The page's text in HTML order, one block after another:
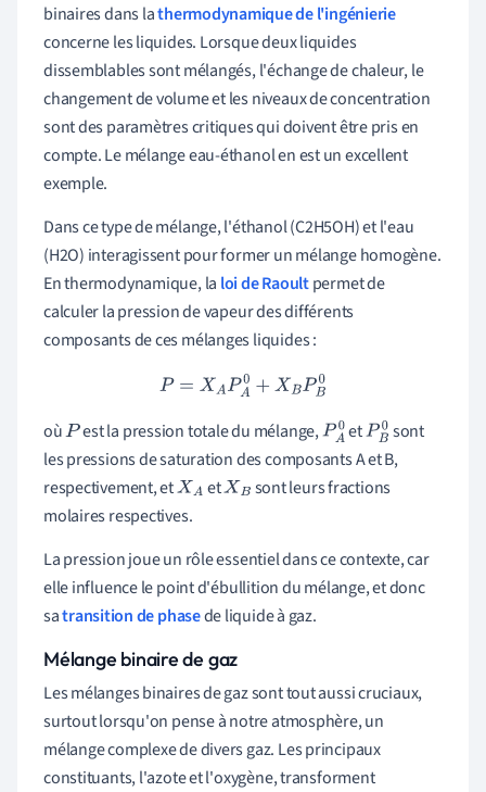
binaires dans lathermodynamique de l'ingénierie
concerne les liquides. Lorsque deux liquides
dissemblables sont mélangés, l'échange de chaleur, le
changement de volume et les niveaux de concentration
sont des paramètres critiques qui doivent être pris en
compte. Le mélange eau-éthanol en est un excellent
exemple.
Dans ce type de mélange, l'éthanol (C2H5OH) et l'eau
(H2O) interagissent pour former un mélange homogène.
En thermodynamique, la loi de Raoultpermet de
calculer la pression de vapeur des différents
composants de ces mélanges liquides :
P =XAPA0+ XB PB0
oùP est la pression totale du mélange,PA
0
etPB
0
sont
les pressions de saturation des composants A et B,
respectivement, etXA etXB sont leurs fractions
molaires respectives.
La pression joue un rôle essentiel dans ce contexte, car
elle influence le point d'ébullition du mélange, et donc
satransition de phasede liquide à gaz.
Mélange binaire de gaz
Les mélanges binaires de gaz sont tout aussi cruciaux,
surtout lorsqu'on pense à notre atmosphère, un
mélange complexe de divers gaz. Les principaux
constituants, l'azote et l'oxygène, transforment